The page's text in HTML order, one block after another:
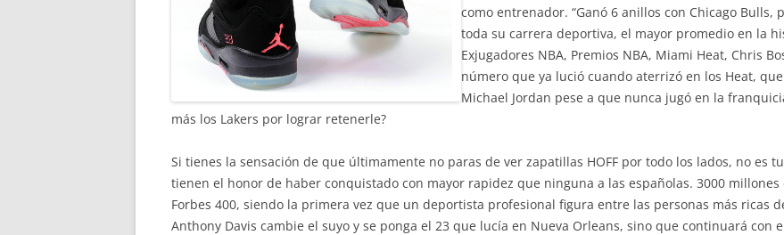
como entrenador. “Ganó 6 anillos con Chicago
toda su carrera deportiva, el mayor promedio en la
Exjugadores NBA, Premios NBA, Miami Heat, Chris
número que ya lució cuando aterrizó en los Heat,
Michael Jordan pese a que nunca jugó en la
más los Lakers por lograr retenerle?
Si tienes la sensación de que últimamente no paras de ver zapatillas HOFF por todo los lados, no es
tienen el honor de haber conquistado con mayor rapidez que ninguna a las españolas. 3000
Forbes 400, siendo la primera vez que un deportista profesional figura entre las personas más ricas
Anthony Davis cambie el suyo y se ponga el 23 que lucía en Nueva Orleans, sino que continuará con